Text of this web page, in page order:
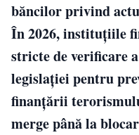
băncilor privind
În 2026, instituțiile
stricte de verificare
legislației pentru
finanțării
merge până la